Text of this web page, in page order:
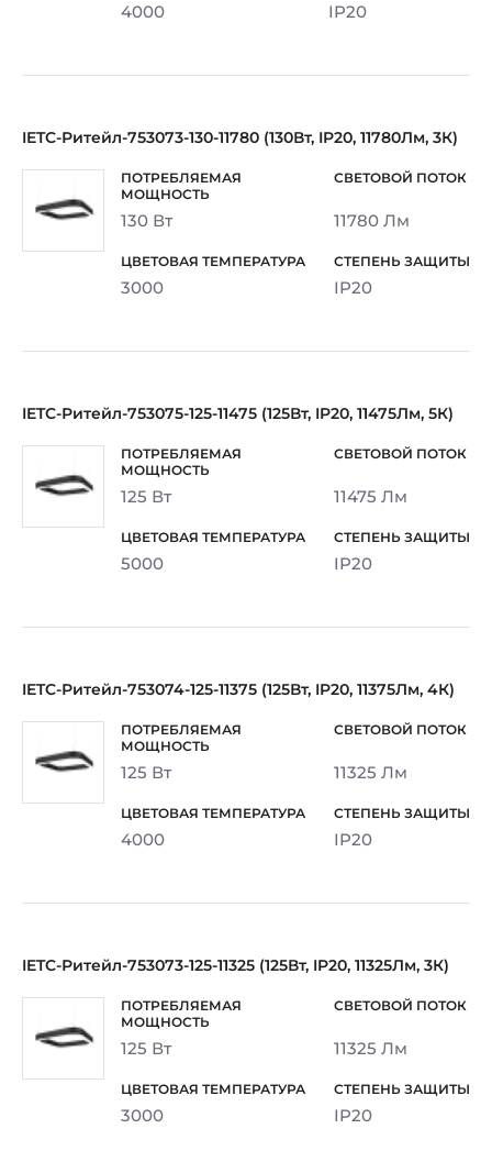
4000 IP20
IETC-Ритейл-753073-130-11780 (130Вт, IP20, 11780Лм, 3К)
130 Вт 11780 Лм
3000 IP20
IETC-Ритейл-753075-125-11475 (125Вт, IP20, 11475Лм, 5К)
125 Вт 11475 Лм
5000 IP20
IETC-Ритейл-753074-125-11375 (125Вт, IP20, 11375Лм, 4К)
125 Вт 11325 Лм
4000 IP20
IETC-Ритейл-753073-125-11325 (125Вт, IP20, 11325Лм, 3К)
125 Вт 11325 Лм
3000 IP20